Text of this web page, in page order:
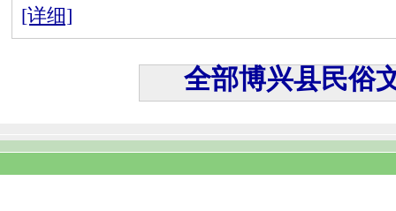
[详细]
全部博兴县民俗